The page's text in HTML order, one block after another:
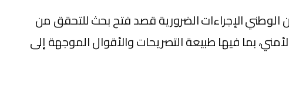
الإجراءات الضرورية قصد فتح بحث للتحقق من
بما فيها طبيعة التصريحات والأقوال الموجهة إلى